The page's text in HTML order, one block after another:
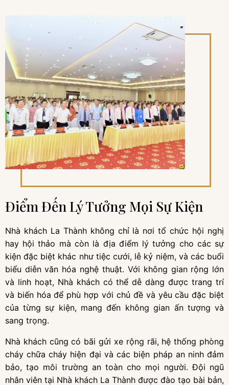
Điểm Đến Lý Tưởng Mọi Sự Kiện
Nhà khách La Thành không chỉ là nơi tổ chức hội nghị
hay hội thảo mà còn là địa điểm lý tưởng cho các sự
kiện đặc biệt khác như tiệc cưới, lễ kỷ niệm, và các buổi
biểu diễn văn hóa nghệ thuật. Với không gian rộng lớn
và linh hoạt, Nhà khách có thể dễ dàng được trang trí
và biến hóa để phù hợp với chủ đề và yêu cầu đặc biệt
của từng sự kiện, mang đến không gian ấn tượng và
sang trọng.
Nhà khách cũng có bãi gửi xe rộng rãi, hệ thống phòng
cháy chữa cháy hiện đại và các biện pháp an ninh đảm
bảo, tạo môi trường an toàn cho mọi người. Đội ngũ
nhân viên tại Nhà khách La Thành được đào tạo bài bản,